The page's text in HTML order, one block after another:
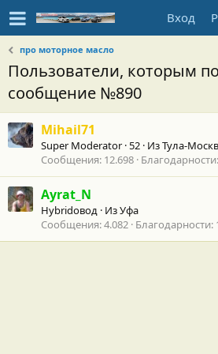
Вход
про моторное масло
Пользователи, которым
сообщение №890
Mihail71
Super Moderator ·52 · ИзТула-
Сообщения 12.698 Благодарности
Ayrat_N
Hybridовод · ИзУфа
Сообщения 4.082 Благодарности